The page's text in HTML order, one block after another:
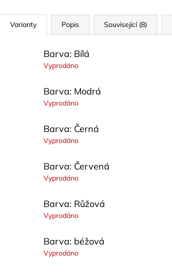
Varianty Popis Související (8)
Barva: Bílá
Vyprodáno
Barva: Modrá
Vyprodáno
Barva: Černá
Vyprodáno
Barva: Červená
Vyprodáno
Barva: Růžová
Vyprodáno
Barva: béžová
Vyprodáno